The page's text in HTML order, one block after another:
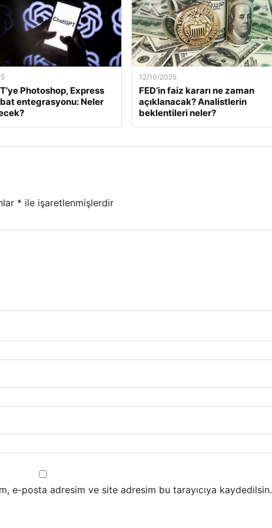
Photoshop, Express
entegrasyonu: Neler
12/10/2025
FED’in faiz kararı ne zaman
açıklanacak? Analistlerin
beklentileri neler?
* ile işaretlenmişlerdir
e-posta adresim ve site adresim bu tarayıcıya kaydedilsin.